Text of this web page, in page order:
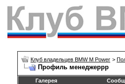
Клуб владельцев BMW M Power >
Профиль менеджеррр
Галерея